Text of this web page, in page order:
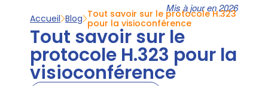
Mis à jour en 2026
Accueil Blog Tout savoir sur le protocole H.323
pour la visioconférence
Tout savoir sur le
protocole H.323 pour la
visioconférence